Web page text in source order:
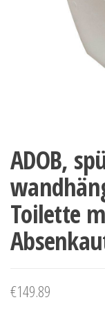
ADOB,
Toilette
€149.89